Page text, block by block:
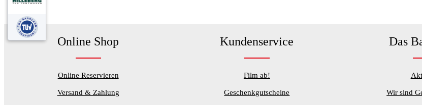
Online Shop
Online Reservieren
Versand & Zahlung
Kundenservice
Film ab!
Geschenkgutscheine
Das
Wir sind